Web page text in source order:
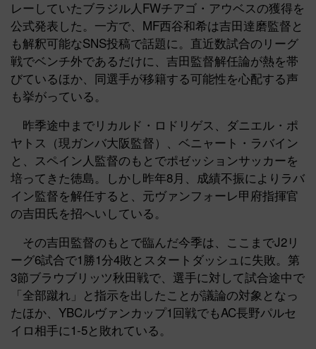
レーしていたブラジル人FWチアゴ・アウベスの獲得を
公式発表した。一方で、MF西谷和希は吉田達磨監督と
も解釈可能なSNS投稿で話題に。直近数試合のリーグ
戦でベンチ外であるだけに、吉田監督解任論が熱を帯
びているほか、同選手が移籍する可能性を心配する声
も挙がっている。
昨季途中までリカルド・ロドリゲス、ダニエル・ポ
ヤトス（現ガンバ大阪監督）、ベニャート・ラバイン
と、スペイン人監督のもとでポゼッションサッカーを
培ってきた徳島。しかし昨年8月、成績不振によりラバ
イン監督を解任すると、元ヴァンフォーレ甲府指揮官
の吉田氏を招へいしている。
その吉田監督のもとで臨んだ今季は、ここまでJ2リ
ーグ6試合で1勝1分4敗とスタートダッシュに失敗。第
3節ブラウブリッツ秋田戦で、選手に対して試合途中で
「全部蹴れ」と指示を出したことが議論の対象となっ
たほか、YBCルヴァンカップ1回戦でもAC長野パルセ
イロ相手に1-5と敗れている。